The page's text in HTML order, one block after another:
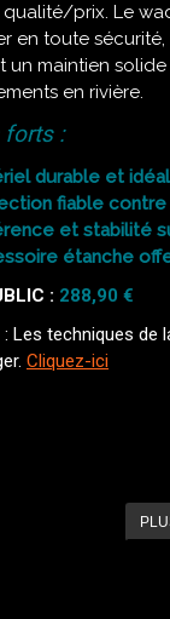
prix. Le
en toute sécurité,
un maintien
en rivière.
forts :
durable et
fiable contre
et stabilité
étanche
: 288,90 €
Les techniques de
Cliquez-ici